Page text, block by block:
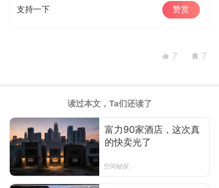
支持一下 赞赏
7 7
读过本文，Ta们还读了
富力90家酒店，这次真
的快卖光了
空间秘探